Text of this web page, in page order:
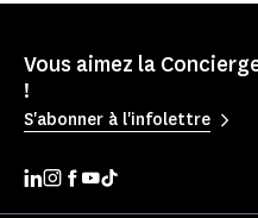
Vous aimez la
!
S'abonner à l'infolettre